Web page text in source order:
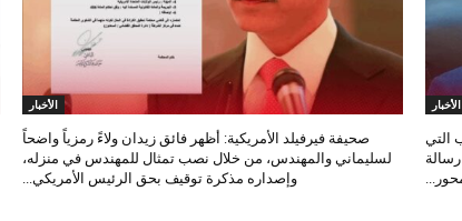
الأخبار
التي
الأخبار
صحيفة فيرفيلد الأمريكية: أظهر فائق زيدان ولاءً رمزياً واضحاً
لسليماني والمهندس، من خلال نصب تمثال للمهندس في منزله،
وإصداره مذكرة توقيف بحق الرئيس الأمريكي...